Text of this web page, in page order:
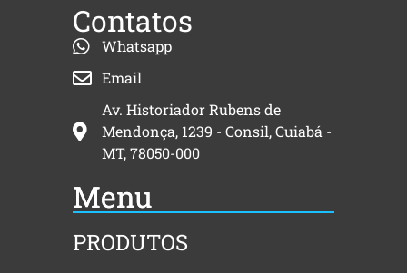
Contatos
Whatsapp
Email
Av. Historiador Rubens de
Mendonça, 1239 - Consil, Cuiabá -
MT, 78050-000
Menu
PRODUTOS